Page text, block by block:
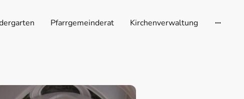
Pfarrgemeinderat Kirchenverwaltung